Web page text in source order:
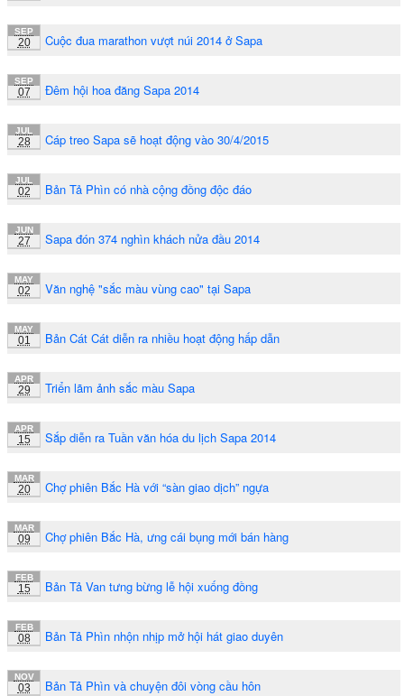
SEP
20 Cuộc đua marathon vượt núi 2014 ở Sapa
SEP
07 Đêm hội hoa đăng Sapa 2014
JUL
28 Cáp treo Sapa sẽ hoạt động vào 30/4/2015
JUL
02 Bản Tả Phìn có nhà cộng đồng độc đáo
JUN
27 Sapa đón 374 nghìn khách nửa đầu 2014
MAY
02 Văn nghệ "sắc màu vùng cao" tại Sapa
MAY
01 Bản Cát Cát diễn ra nhiều hoạt động hấp dẫn
APR
29 Triển lãm ảnh sắc màu Sapa
APR
15 Sắp diễn ra Tuần văn hóa du lịch Sapa 2014
MAR
20 Chợ phiên Bắc Hà với “sàn giao dịch” ngựa
MAR
09 Chợ phiên Bắc Hà, ưng cái bụng mới bán hàng
FEB
15 Bản Tả Van tưng bừng lễ hội xuống đồng
FEB
08 Bản Tả Phìn nhộn nhịp mở hội hát giao duyên
NOV
03 Bản Tả Phìn và chuyện đôi vòng cầu hôn